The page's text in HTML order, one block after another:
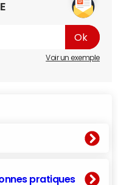
Voir un exemple
pratiques